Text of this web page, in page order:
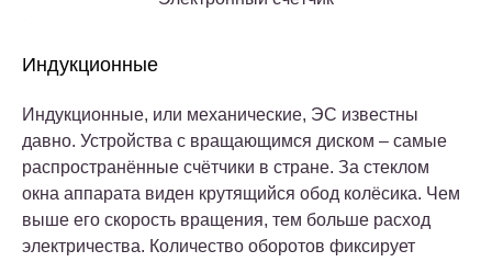
Индукционные
Индукционные, или механические, ЭС известны
давно. Устройства с вращающимся диском – самые
распространённые счётчики в стране. За стеклом
окна аппарата виден крутящийся обод колёсика. Чем
выше его скорость вращения, тем больше расход
электричества. Количество оборотов фиксирует